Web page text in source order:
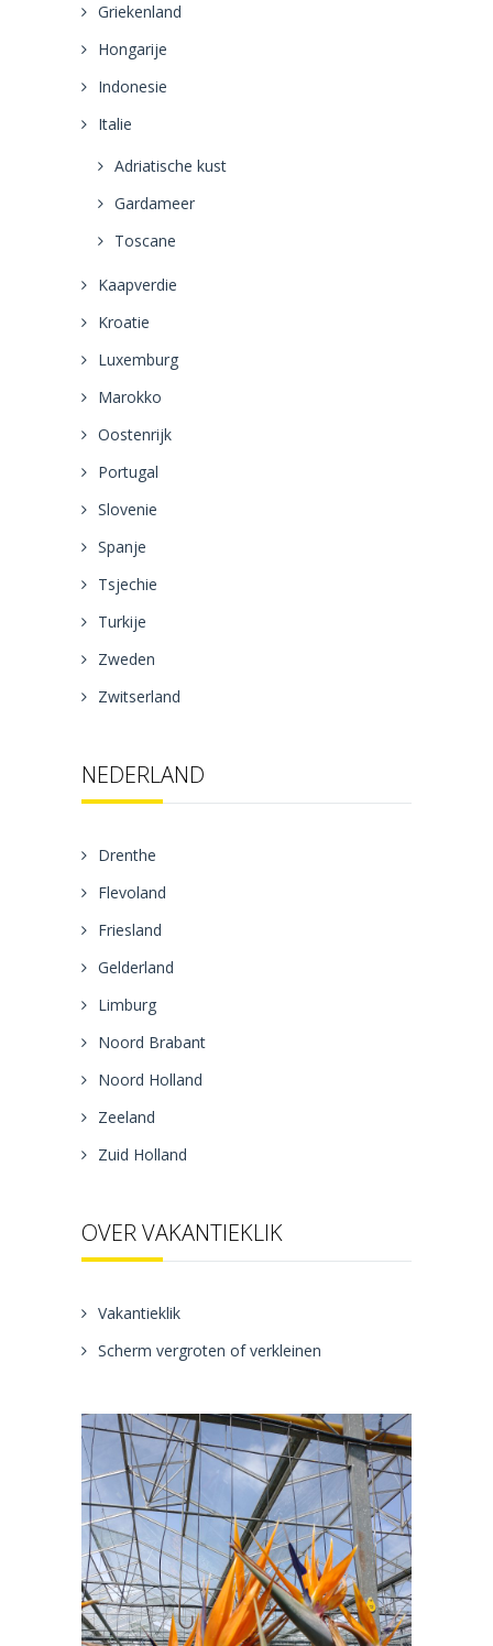
Griekenland
Hongarije
Indonesie
Italie
Adriatische kust
Gardameer
Toscane
Kaapverdie
Kroatie
Luxemburg
Marokko
Oostenrijk
Portugal
Slovenie
Spanje
Tsjechie
Turkije
Zweden
Zwitserland
NEDERLAND
Drenthe
Flevoland
Friesland
Gelderland
Limburg
Noord Brabant
Noord Holland
Zeeland
Zuid Holland
OVER VAKANTIEKLIK
Vakantieklik
Scherm vergroten of verkleinen